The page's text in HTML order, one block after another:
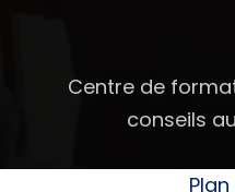
Centre de
conseils